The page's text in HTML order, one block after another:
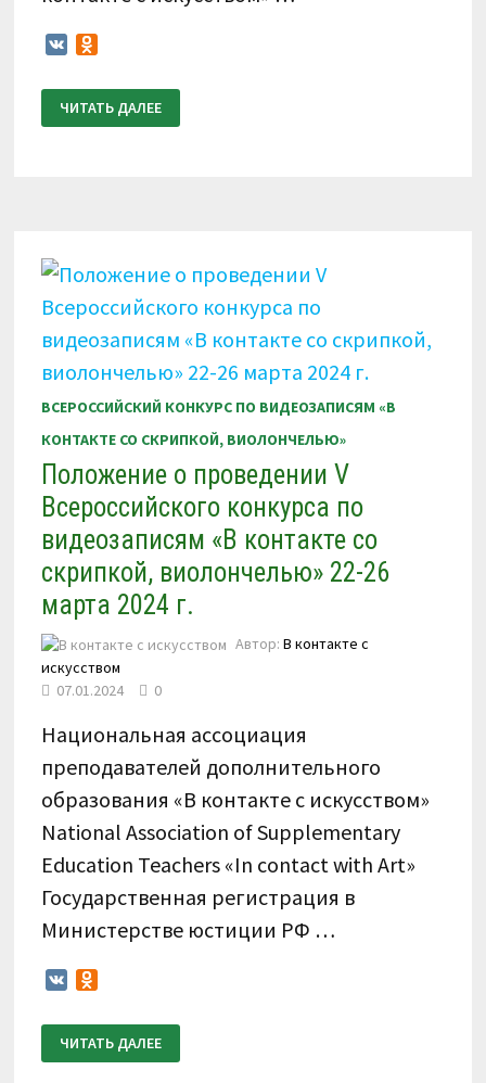
VK
ПРОТОКОЛ.
V
ВИОЛОНЧЕЛЬЮ»
22-
МАРТА
2024
Г.
ЧИТАТЬ ДАЛЕЕ
ВСЕРОССИЙСКИЙ КОНКУРС ПО ВИДЕОЗАПИСЯМ «В
КОНТАКТЕ СО СКРИПКОЙ, ВИОЛОНЧЕЛЬЮ»
Положение о проведении V
Всероссийского конкурса по
видеозаписям «В контакте со
скрипкой, виолончелью» 22-26
марта 2024 г.
Автор:В контакте с
искусством
07.01.2024
0
Национальная ассоциация
преподавателей дополнительного
образования «В контакте с искусством»
National Association of Supplementary
Education Teachers «In contact with Art»
Государственная регистрация в
Министерстве юстиции РФ …
VK
О
ПРОВЕДЕНИИ
ЧИТАТЬ ДАЛЕЕ